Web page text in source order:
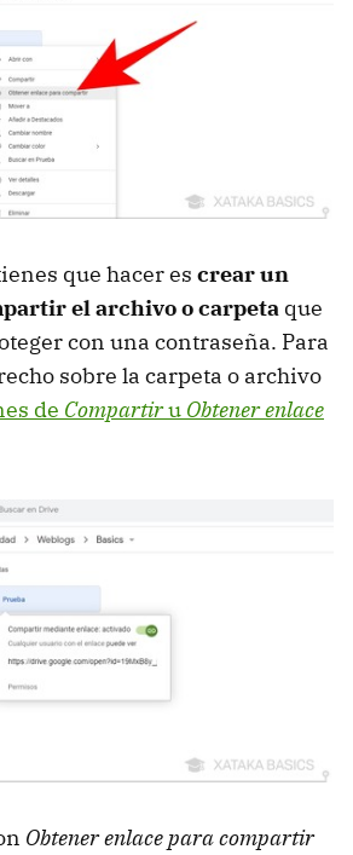
que hacer es crear un
el archivo o carpeta que
con una contraseña. Para
sobre la carpeta o archivo
de Compartiru Obtener enlace
Obtener enlace para compartir